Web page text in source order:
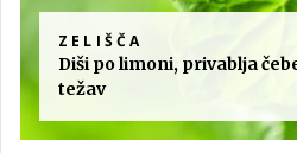
ZELIŠČA
Diši po limoni, privablja
težav